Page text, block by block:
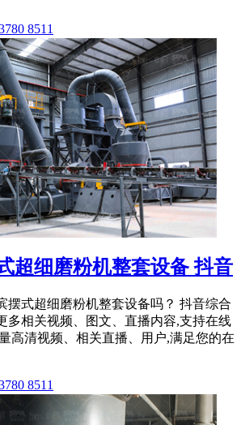
8511
超细磨粉机整套设备 抖音
摆式超细磨粉机整套设备吗？ 抖音综合
多相关视频、图文、直播内容,支持在线
高清视频、相关直播、用户,满足您的在
8511